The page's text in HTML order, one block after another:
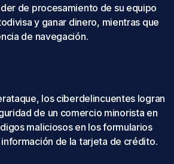
de procesamiento de su equipo
y ganar dinero, mientras que
de navegación.
los ciberdelincuentes logran
de un comercio minorista en
maliciosos en los formularios
de la tarjeta de crédito.